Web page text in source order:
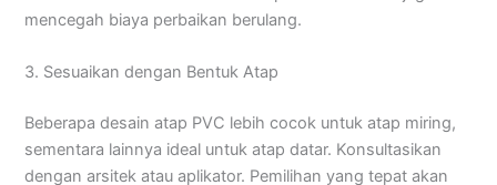
mencegah biaya perbaikan berulang.
3. Sesuaikan dengan Bentuk Atap
Beberapa desain atap PVC lebih cocok untuk atap miring,
sementara lainnya ideal untuk atap datar. Konsultasikan
dengan arsitek atau aplikator. Pemilihan yang tepat akan